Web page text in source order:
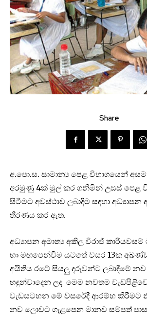
Share
අ.පො.ස. සාමාන්‍ය පෙළ විභාගයෙන්
අරමුණු 4ක් මුල් කර ගනිමින් උසස් පෙළ
සිටීමට අවස්ථාව ලබාදීම සඳහා අධ්‍යාපන
තීරණය කර ඇත.
අධ්‍යාපන අමාත්‍ය අකිල විරාජ්
හා මඟපෙන්වීම යටතේ වසර 13ක අඛණ්ඩ
අයිතිය රටේ සියලු දරුවන්ට ලබාදීමේ
හඳුන්වාදෙන ලද මෙම නවතම
වැඩසටහන මේ වසරේදී ආරම්භ කිරීමට
නව ලොවට ගැළපෙන මානව සම්පත්